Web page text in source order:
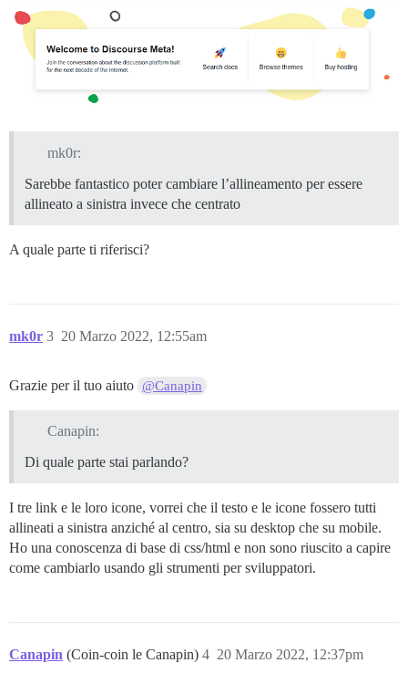
mk0r:
Sarebbe fantastico poter cambiare l’allineamento per essere
allineato a sinistra invece che centrato
A quale parte ti riferisci?
mk0r 20 Marzo 2022, 12:55am
3
Grazie per il tuo aiuto @Canapin
Canapin:
Di quale parte stai parlando?
I tre link e le loro icone, vorrei che il testo e le icone fossero tutti
allineati a sinistra anziché al centro, sia su desktop che su mobile.
Ho una conoscenza di base di css/html e non sono riuscito a capire
come cambiarlo usando gli strumenti per sviluppatori.
Canapin (Coin-coin le Canapin) 20 Marzo 2022, 12:37pm
4